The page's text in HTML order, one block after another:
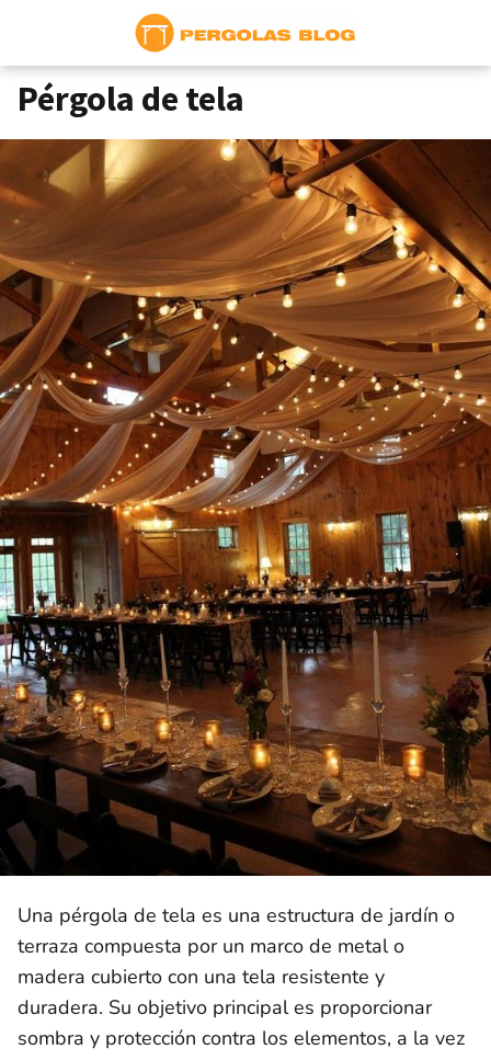
Pérgola de tela
Una pérgola de tela es una estructura de jardín o
terraza compuesta por un marco de metal o
madera cubierto con una tela resistente y
duradera. Su objetivo principal es proporcionar
sombra y protección contra los elementos, a la vez